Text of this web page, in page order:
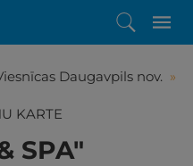
Daugavpils nov. »
KARTE
SPA"